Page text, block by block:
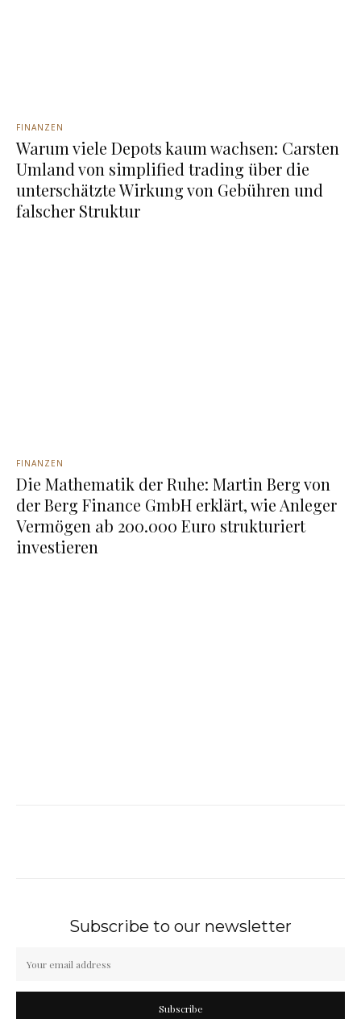
FINANZEN
Warum viele Depots kaum wachsen: Carsten
Umland von simplified trading über die
unterschätzte Wirkung von Gebühren und
falscher Struktur
FINANZEN
Die Mathematik der Ruhe: Martin Berg von
der Berg Finance GmbH erklärt, wie Anleger
Vermögen ab 200.000 Euro strukturiert
investieren
Subscribe to our newsletter
Subscribe